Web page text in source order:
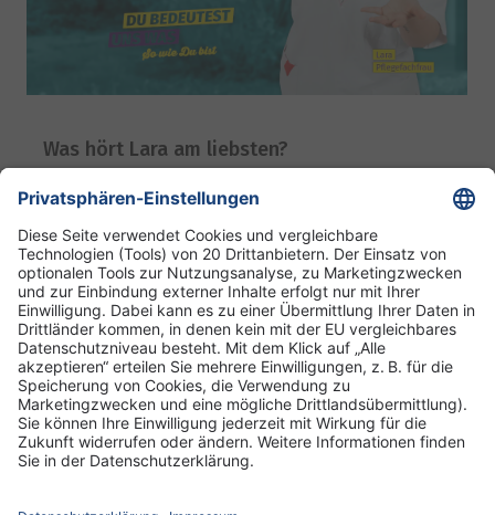
Was hört Lara am liebsten?
09. Juli 2026
DRK Kliniken Berlin
DRK-Schwesternschaft Berlin
Impressum